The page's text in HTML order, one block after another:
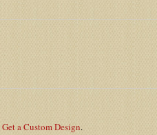
Get a Custom Design.